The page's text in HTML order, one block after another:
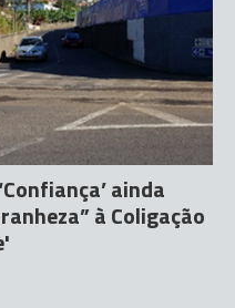
ainda
à Coligação